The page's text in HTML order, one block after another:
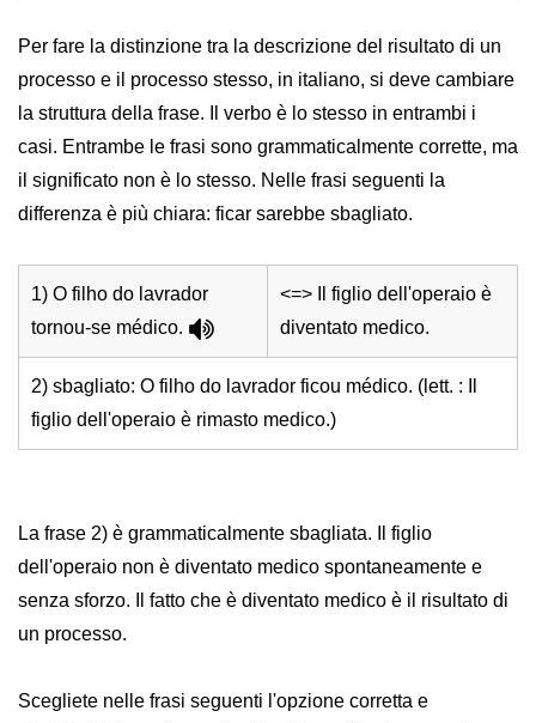
Per fare la distinzione tra la descrizione del risultato di un
processo e il processo stesso, in italiano, si deve cambiare
la struttura della frase. Il verbo è lo stesso in entrambi i
casi. Entrambe le frasi sono grammaticalmente corrette, ma
il significato non è lo stesso. Nelle frasi seguenti la
differenza è più chiara: ficar sarebbe sbagliato.
1) O filho do lavrador
tornou-se médico.
<=> Il figlio dell'operaio è
diventato medico.
2) sbagliato: O filho do lavrador ficou médico. (lett. : Il
figlio dell'operaio è rimasto medico.)
La frase 2) è grammaticalmente sbagliata. Il figlio
dell'operaio non è diventato medico spontaneamente e
senza sforzo. Il fatto che è diventato medico è il risultato di
un processo.
Scegliete nelle frasi seguenti l'opzione corretta e